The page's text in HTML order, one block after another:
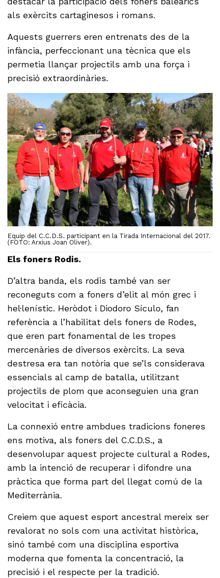
als exèrcits cartaginesos i romans.
Aquests guerrers eren entrenats des de la
infància, perfeccionant una tècnica que els
permetia llançar projectils amb una força i
precisió extraordinàries.
Equip del C.C.D.S. participant en la Tirada Internacional del 2017.
(FOTO: Arxius Joan Oliver).
Els foners Rodis.
D’altra banda, els rodis també van ser
reconeguts com a foners d’elit al món grec i
hel·lenístic. Heròdot i Diodoro Sículo, fan
referència a l’habilitat dels foners de Rodes,
que eren part fonamental de les tropes
mercenàries de diversos exèrcits. La seva
destresa era tan notòria que se’ls considerava
essencials al camp de batalla, utilitzant
projectils de plom que aconseguien una gran
velocitat i eficàcia.
La connexió entre ambdues tradicions foneres
ens motiva, als foners del C.C.D.S., a
desenvolupar aquest projecte cultural a Rodes,
amb la intenció de recuperar i difondre una
pràctica que forma part del llegat comú de la
Mediterrània.
Creiem que aquest esport ancestral mereix ser
revalorat no sols com una activitat històrica,
sinó també com una disciplina esportiva
moderna que fomenta la concentració, la
precisió i el respecte per la tradició.